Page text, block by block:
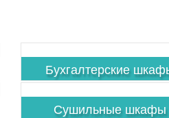
Бухгалтерские
Сушильные шкафы